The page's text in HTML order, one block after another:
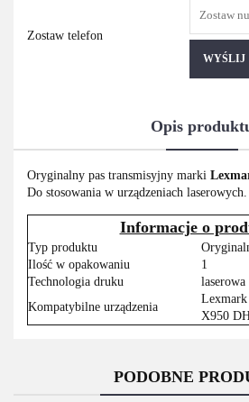
Zostaw telefon
WYŚLIJ
Opis
Oryginalny pas transmisyjny marki
Do stosowania w urządzeniach laserowych.
Informacje o
Typ produktu
Ilość w opakowaniu
1
Technologia druku
laserowa
Kompatybilne urządzenia
X950
PODOBNE